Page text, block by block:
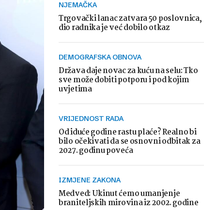
NJEMAČKA
Trgovački lanac zatvara 50 poslovnica,
dio radnika je već dobilo otkaz
DEMOGRAFSKA OBNOVA
Država daje novac za kuću na selu: Tko
sve može dobiti potporu i pod kojim
uvjetima
VRIJEDNOST RADA
Od iduće godine rastu plaće? Realno bi
bilo očekivati da se osnovni odbitak za
2027. godinu poveća
IZMJENE ZAKONA
Medved: Ukinut ćemo umanjenje
braniteljskih mirovina iz 2002. godine